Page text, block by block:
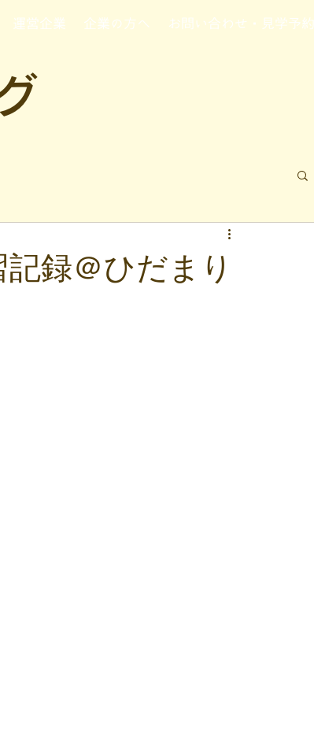
運営企業 企業の方へ お問い合わせ・見学予約
録＠ひだまり